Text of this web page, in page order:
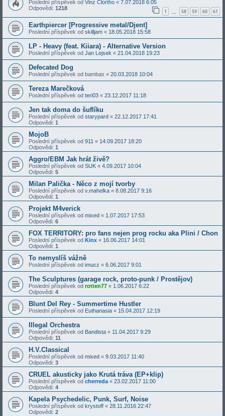
Poslední příspěvek od Vinz Clortho « 7.07.2018 6:05
Odpovědi: 1218 1 58 59 60 61
Earthpiercer [Progressive metal/Djent]
Poslední příspěvek od skilljam « 18.05.2018 15:58
LP - Heavy (feat. Kiiara) - Alternative Version
Poslední příspěvek od Jan Lejsek « 21.04.2018 19:23
Defecated Dog
Poslední příspěvek od bambas « 20.03.2018 10:04
Tereza Marečková
Poslední příspěvek od teri03 « 23.12.2017 11:18
Jen tak doma do šuflíku
Poslední příspěvek od starypard « 22.12.2017 17:41
Odpovědi: 1
MojoB
Poslední příspěvek od 911 « 14.09.2017 18:20
Odpovědi: 1
Aggro/EBM Jak hrát živě?
Poslední příspěvek od SUK « 4.09.2017 10:04
Odpovědi: 5
Milan Palička - Něco z mojí tvorby
Poslední příspěvek od v.mahelka « 8.08.2017 9:16
Odpovědi: 1
Projekt M4verick
Poslední příspěvek od mixed « 1.07.2017 17:53
Odpovědi: 6
FOX TERRITORY: pro fans nejen prog rocku aka Plini / Chon
Poslední příspěvek od Kinx « 16.06.2017 14:01
Odpovědi: 1
To nemyslíš vážně
Poslední příspěvek od imucz « 6.06.2017 9:01
The Sculptures (garage rock, proto-punk / Prostějov)
Poslední příspěvek od rotten77 « 1.06.2017 6:22
Odpovědi: 4
Blunt Del Rey - Summertime Hustler
Poslední příspěvek od Euthanasia « 15.04.2017 12:19
Illegal Orchestra
Poslední příspěvek od Bandista « 11.04.2017 9:29
Odpovědi: 11
H.V.Classical
Poslední příspěvek od mixed « 9.03.2017 11:40
Odpovědi: 3
CRUEL akusticky jako Krutá tráva (EP+klip)
Poslední příspěvek od cherreda « 23.02.2017 11:00
Odpovědi: 4
Kapela Psychedelic, Punk, Surf, Noise
Poslední příspěvek od krystoff « 28.11.2016 22:47
Odpovědi: 2